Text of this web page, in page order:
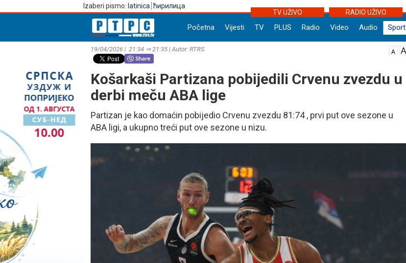
Izaberi pismo: latinica ћирилица
TV UŽIVO
RADIO UŽIVO
Početna Vijesti TV PLUS Radio Video Audio Sport
19/04/2026 | 21:34 ⇒ 21:35 | Autor: RTRS
Košarkaši Partizana pobijedili Crvenu zvezdu u
derbi meču ABA lige
Partizan je kao domaćin pobijedio Crvenu zvezdu 81:74 , prvi put ove sezone u
ABA ligi, a ukupno treći put ove sezone u nizu.